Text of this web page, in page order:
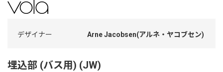
埋込部 (バス用) (JW)
デザイナー Arne Jacobsen(アルネ・ヤコブセン)